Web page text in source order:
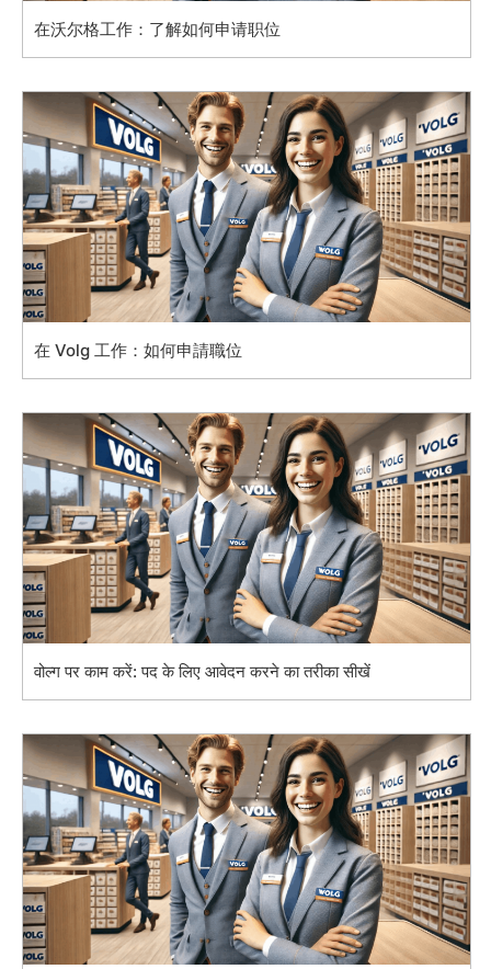
在沃尔格工作：了解如何申请职位
在 Volg 工作：如何申請職位
वोल्ग पर काम करें: पद के लिए आवेदन करने का तरीका सीखें